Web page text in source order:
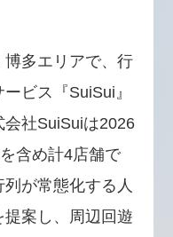
多エリアで、行
ビス『SuiSui』
社SuiSuiは2026
含め計4店舗で
が常態化する人
案し、周辺回遊